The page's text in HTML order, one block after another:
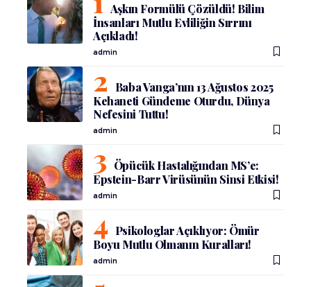
Aşkın Formülü Çözüldü! Bilim
İnsanları Mutlu Evliliğin Sırrını
Açıkladı!
admin
Baba Vanga’nın 13 Ağustos 2025
Kehaneti Gündeme Oturdu, Dünya
Nefesini Tuttu!
admin
Öpücük Hastalığından MS’e:
Epstein-Barr Virüsünün Sinsi Etkisi!
admin
Psikologlar Açıklıyor: Ömür
Boyu Mutlu Olmanın Kuralları!
admin